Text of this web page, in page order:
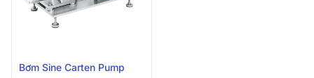
Bơm Sine Carten Pump